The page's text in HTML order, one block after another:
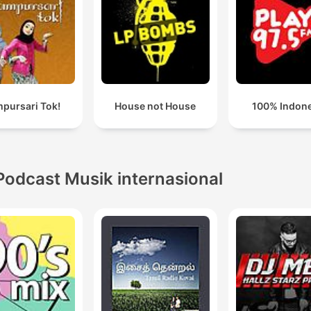
Tok! House not House 100%
Musik internasional